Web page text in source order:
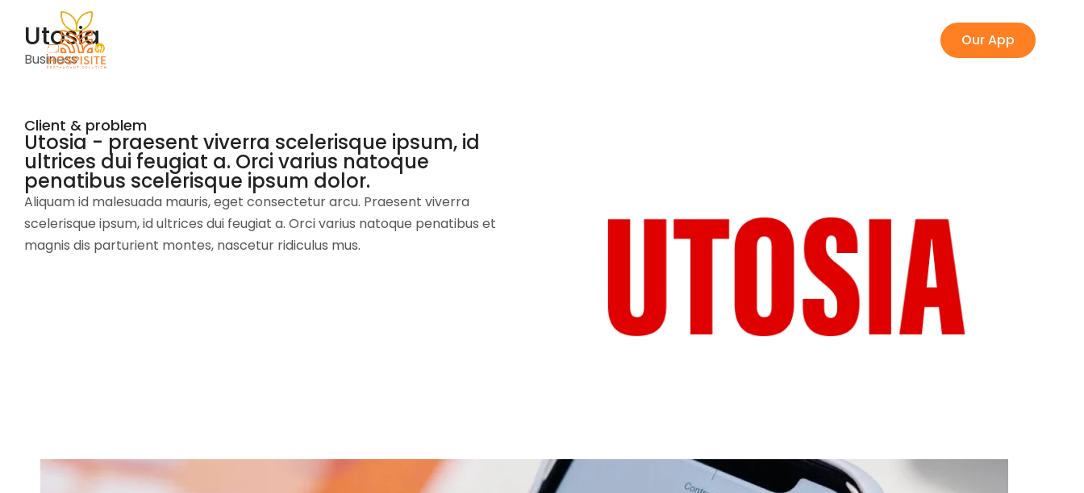
Our App
Utosia
Business
Client & problem
Utosia - praesent viverra scelerisque ipsum, id
ultrices dui feugiat a. Orci varius natoque
penatibus scelerisque ipsum dolor.
Aliquam id malesuada mauris, eget consectetur arcu. Praesent viverra
scelerisque ipsum, id ultrices dui feugiat a. Orci varius natoque penatibus et
magnis dis parturient montes, nascetur ridiculus mus.